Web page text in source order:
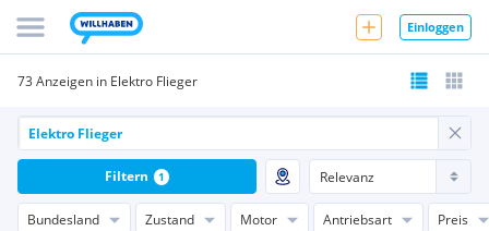
Einloggen
73 Anzeigen in Elektro Flieger
Bundesland Zustand Motor Antriebsart
Preis
Filtern 1